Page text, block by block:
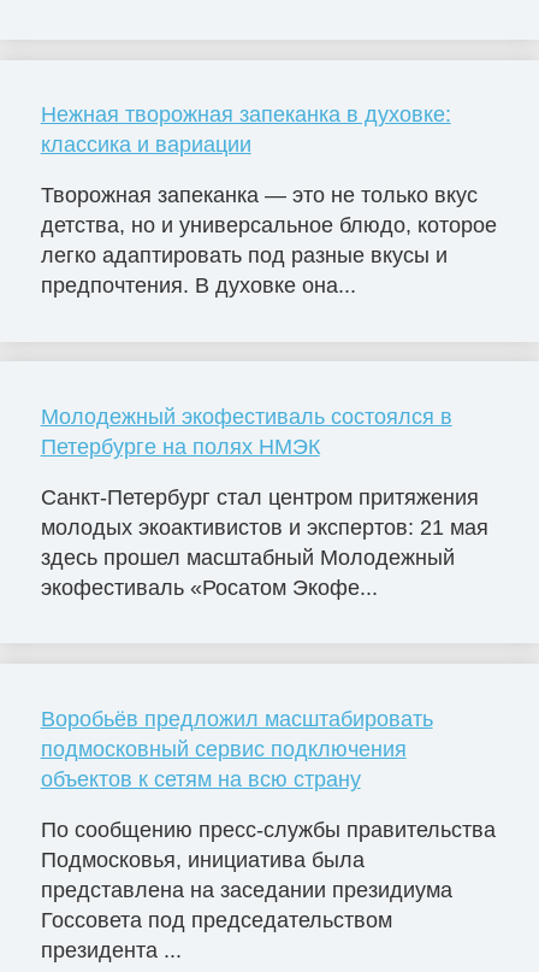
Нежная творожная запеканка в духовке:
классика и вариации
Творожная запеканка — это не только вкус
детства, но и универсальное блюдо, которое
легко адаптировать под разные вкусы и
предпочтения. В духовке она...
Молодежный экофестиваль состоялся в
Петербурге на полях НМЭК
Санкт-Петербург стал центром притяжения
молодых экоактивистов и экспертов: 21 мая
здесь прошел масштабный Молодежный
экофестиваль «Росатом Экофе...
Воробьёв предложил масштабировать
подмосковный сервис подключения
объектов к сетям на всю страну
По сообщению пресс-службы правительства
Подмосковья, инициатива была
представлена на заседании президиума
Госсовета под председательством
президента ...